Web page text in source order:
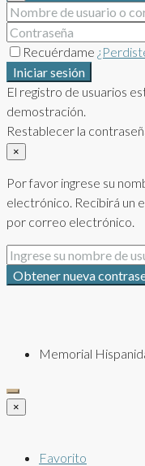
Recuérdame
Iniciar sesión
El registro de usuarios
demostración.
Restablecer la
×
Por favor ingrese su
electrónico. Recibirá un
por correo electrónico.
Obtener nueva
Memorial
×
Favorito